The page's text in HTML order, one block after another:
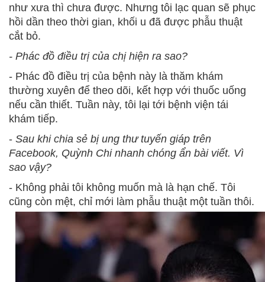
như xưa thì chưa được. Nhưng tôi lạc quan sẽ phục
hồi dần theo thời gian, khối u đã được phẫu thuật
cắt bỏ.
- Phác đồ điều trị của chị hiện ra sao?
- Phác đồ điều trị của bệnh này là thăm khám
thường xuyên để theo dõi, kết hợp với thuốc uống
nếu cần thiết. Tuần này, tôi lại tới bệnh viện tái
khám tiếp.
- Sau khi chia sẻ bị ung thư tuyến giáp trên
Facebook, Quỳnh Chi nhanh chóng ẩn bài viết. Vì
sao vậy?
- Không phải tôi không muốn mà là hạn chế. Tôi
cũng còn mệt, chỉ mới làm phẫu thuật một tuần thôi.